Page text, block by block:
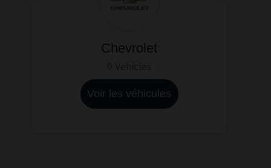
Chevrolet
Voir les véhicules